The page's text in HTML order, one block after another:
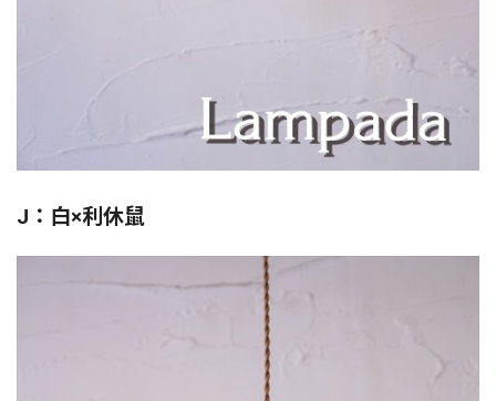
J：白×利休鼠